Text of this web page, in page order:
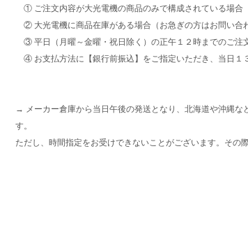
① ご注文内容が大光電機の商品のみで構成されている場合
② 大光電機に商品在庫がある場合（お急ぎの方はお問い合
③ 平日（月曜～金曜・祝日除く）の正午１２時までのご注
④ お支払方法に【銀行前振込】をご指定いただき、当日１
→ メーカー倉庫から当日午後の発送となり、北海道や沖縄な
す。
ただし、時間指定をお受けできないことがございます。その